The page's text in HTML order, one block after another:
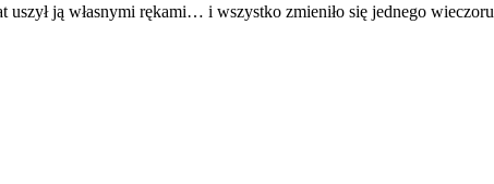
ją własnymi rękami… i wszystko zmieniło się jednego wieczoru